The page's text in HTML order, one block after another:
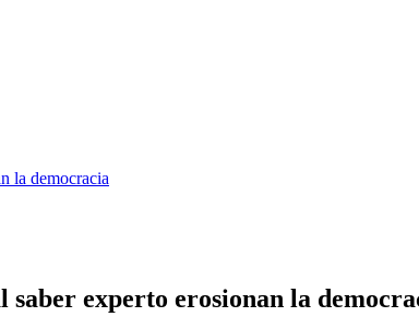
la democracia
saber experto erosionan la